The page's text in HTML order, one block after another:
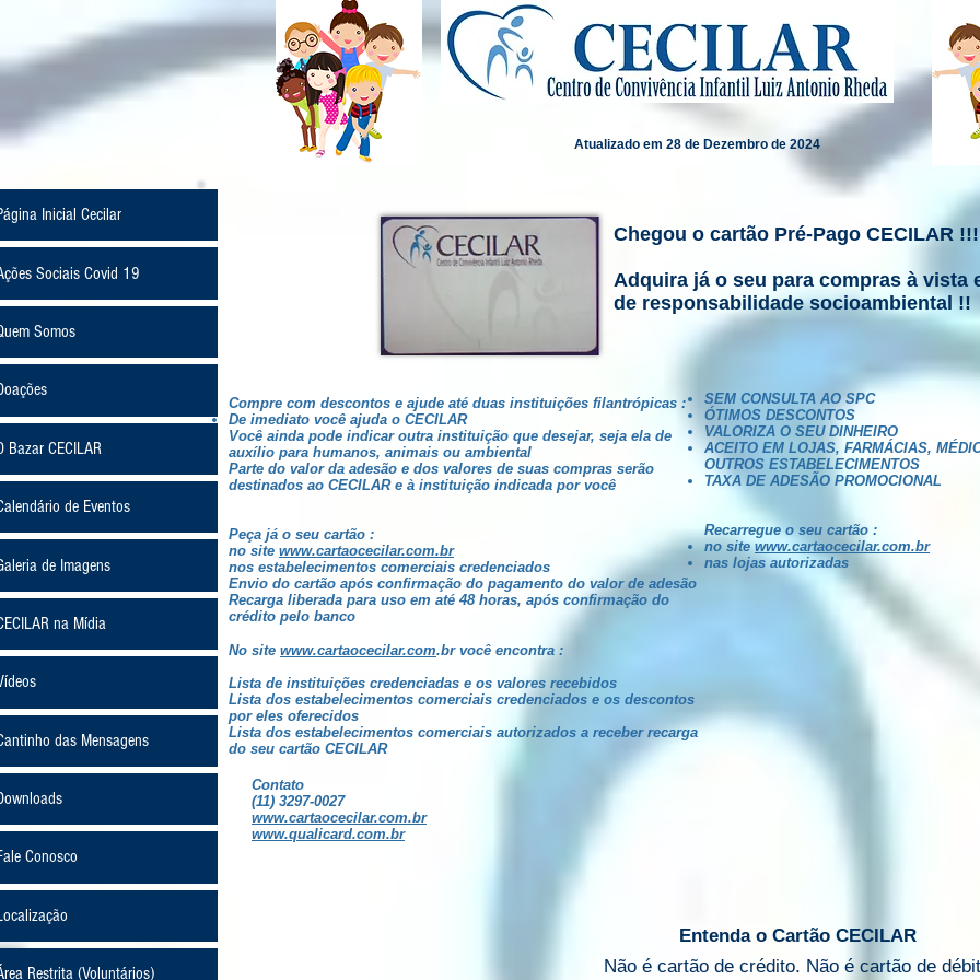
Atualizado em 28 de Dezembro de 2024
Chegou o cartão Pré-Pago CECILAR !!!
Adquira já o seu para compras à vista
de responsabilidade socioambiental !!
Compre com descontos e ajude até duas instituições filantrópicas :
De imediato você ajuda o CECILAR
Você ainda pode indicar outra instituição que desejar, seja ela de
auxílio para humanos, animais ou ambiental
Parte do valor da adesão e dos valores de suas compras serão
destinados ao CECILAR e à instituição indicada por você
SEM CONSULTA AO SPC
ÓTIMOS DESCONTOS
VALORIZA O SEU DINHEIRO
ACEITO EM LOJAS, FARMÁCIAS,
OUTROS ESTABELECIMENTOS
TAXA DE ADESÃO PROMOCIONAL
Peça já o seu cartão :
no site www.cartaocecilar.com.br
nos estabelecimentos comerciais credenciados
Envio do cartão após confirmação do pagamento do valor de adesão
Recarga liberada para uso em até 48 horas, após confirmação do
crédito pelo banco
Recarregue o seu cartão :
no sitewww.cartaocecilar.com.br
nas lojas autorizadas
No site www.cartaocecilar.com.br você encontra :
Lista de instituições credenciadas e os valores recebidos
Lista dos estabelecimentos comerciais credenciados e os descontos
por eles oferecidos
Lista dos estabelecimentos comerciais autorizados a receber recarga
do seu cartão CECILAR
Contato
(11) 3297-0027
www.cartaocecilar.com.br
www.qualicard.com.br
Entenda o Cartão CECILAR
Não é cartão de crédito. Não é cartão de
Inicial Cecilar
Sociais Covid 19
Somos
Bazar CECILAR
de Eventos
de Imagens
na Mídia
das Mensagens
Conosco
Restrita (Voluntários)